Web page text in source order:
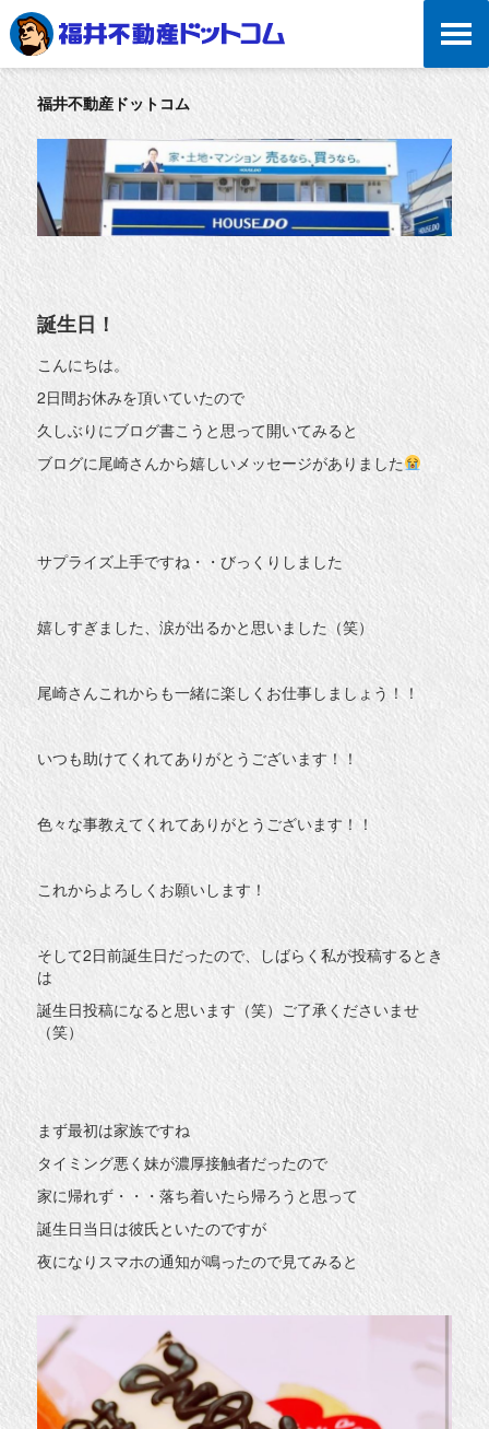
福井不動産ドットコム
誕生日！
こんにちは。
2日間お休みを頂いていたので
久しぶりにブログ書こうと思って開いてみると
ブログに尾崎さんから嬉しいメッセージがありました
サプライズ上手ですね・・びっくりしました
嬉しすぎました、涙が出るかと思いました（笑）
尾崎さんこれからも一緒に楽しくお仕事しましょう！！
いつも助けてくれてありがとうございます！！
色々な事教えてくれてありがとうございます！！
これからよろしくお願いします！
そして2日前誕生日だったので、しばらく私が投稿するとき
は
誕生日投稿になると思います（笑）ご了承くださいませ
（笑）
まず最初は家族ですね
タイミング悪く妹が濃厚接触者だったので
家に帰れず・・・落ち着いたら帰ろうと思って
誕生日当日は彼氏といたのですが
夜になりスマホの通知が鳴ったので見てみると